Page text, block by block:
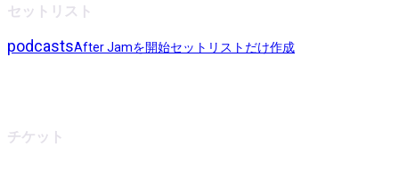
セットリスト
podcastsAfter Jamを開始セットリストだけ作成
チケット